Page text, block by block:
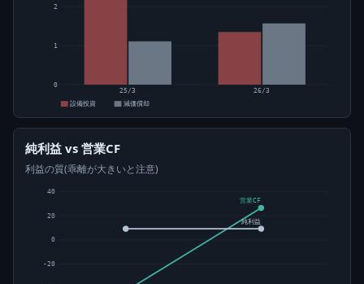
0
1
2
25/3
26/3
設備投資
減価償却
純利益 vs 営業CF
利益の質(乖離が大きいと注意)
-20
0
20
40
営業CF
純利益